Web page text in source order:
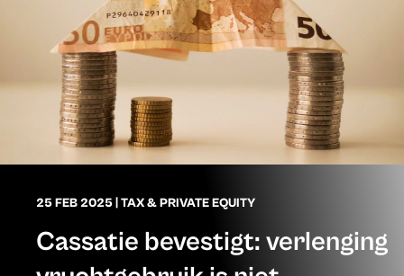
25 FEB 2025 TAX & PRIVATE EQUITY
Cassatie bevestigt: verlenging